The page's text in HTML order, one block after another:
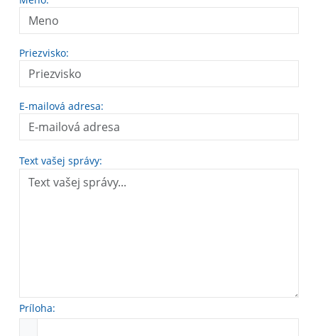
Priezvisko:
E-mailová adresa:
Text vašej správy:
Príloha: